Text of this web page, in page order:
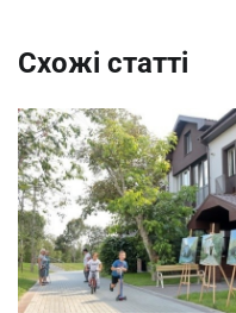
Схожі статті